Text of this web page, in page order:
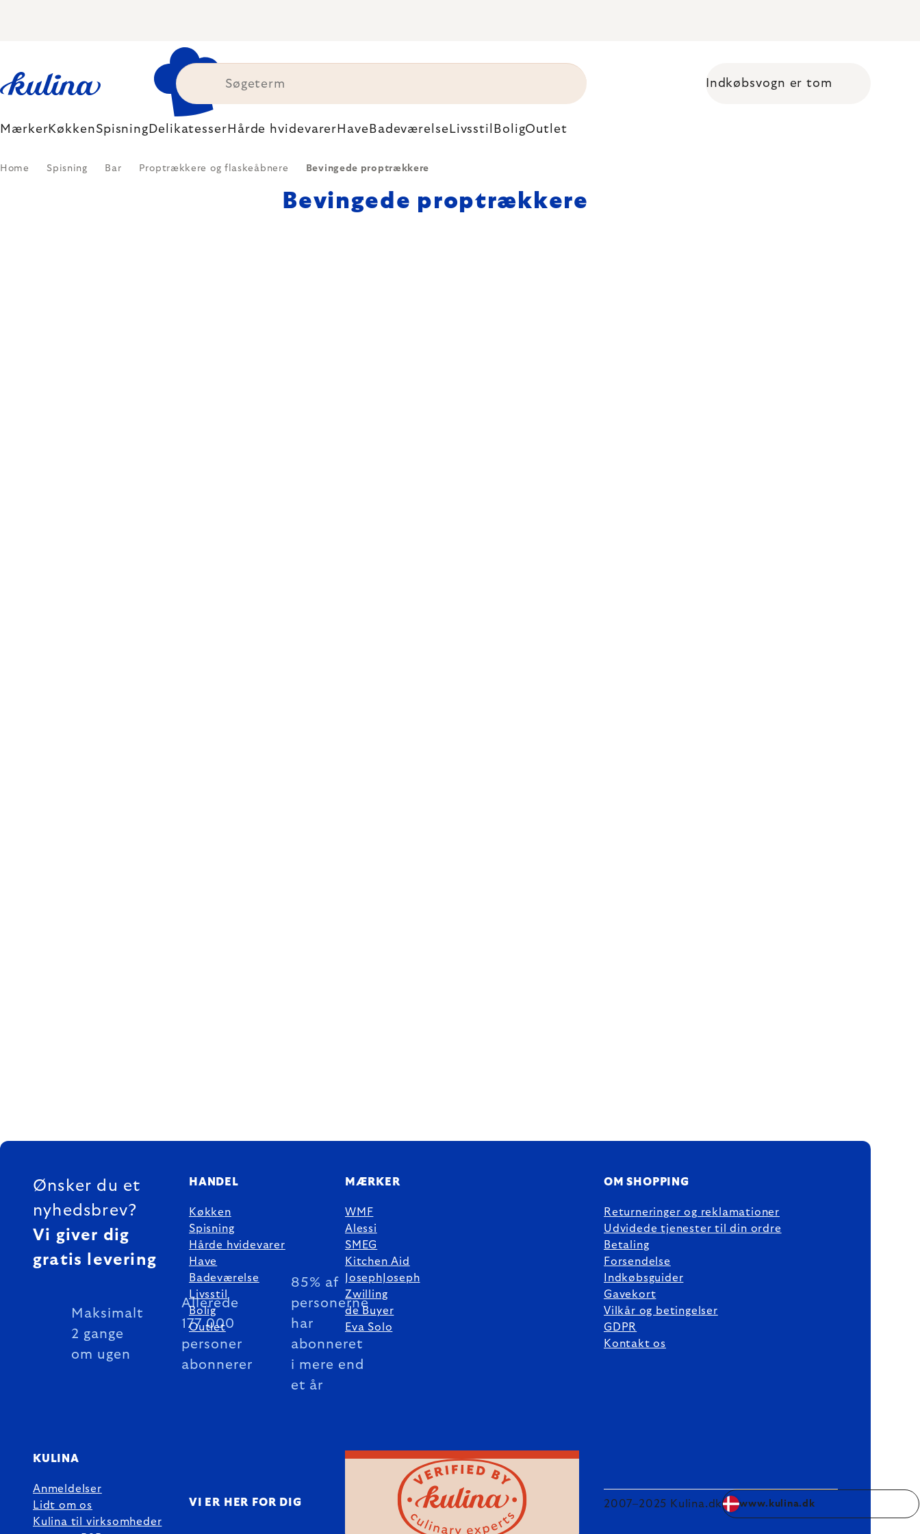
Shopping cart
Indkøbsvogn er tom
MærkerKøkkenSpisning Delikatesser Hårde hvidevarer Have Badeværelse Livsstil BoligOutlet
Home Spisning Bar Proptrækkere og flaskeåbnere Bevingede proptrækkere
Bevingede proptrækkere
FOOTER
Ønsker du et
nyhedsbrev?
Vi giver dig
gratis levering
Maksimalt
2 gange
om ugen
Allerede
177 000
personer
abonnerer
85% af
personerne
har
abonneret
i mere end
et år
HANDEL
Køkken
Spisning
Hårde hvidevarer
Have
Badeværelse
Livsstil
Bolig
Outlet
MÆRKER
WMF
Alessi
SMEG
Kitchen Aid
JosephJoseph
Zwilling
de Buyer
Eva Solo
OM SHOPPING
Returneringer og reklamationer
Udvidede tjenester til din ordre
Betaling
Forsendelse
Indkøbsguider
Gavekort
Vilkår og betingelser
GDPR
Kontakt os
KULINA
Anmeldelser
Lidt om os
Kulina til virksomheder
VI ER HER FOR DIG 2007–2025 Kulina.dk www.kulina.dk